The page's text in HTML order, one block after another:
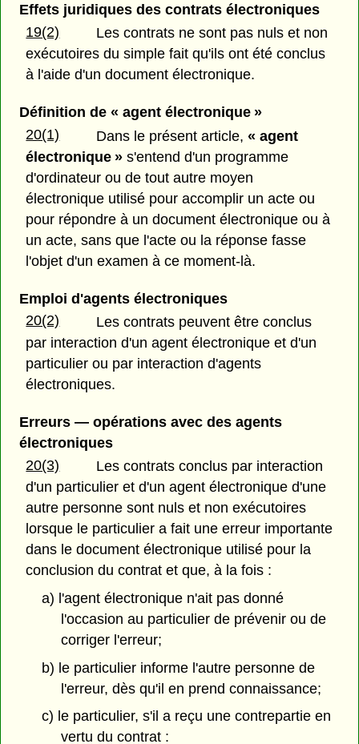
Effets juridiques des contrats électroniques
19(2)
Les contrats ne sont pas nuls et non
exécutoires du simple fait qu'ils ont été conclus
à l'aide d'un document électronique.
Définition de « agent électronique »
20(1)
Dans le présent article,« agent
électronique »s'entend d'un programme
d'ordinateur ou de tout autre moyen
électronique utilisé pour accomplir un acte ou
pour répondre à un document électronique ou à
un acte, sans que l'acte ou la réponse fasse
l'objet d'un examen à ce moment-là.
Emploi d'agents électroniques
20(2)
Les contrats peuvent être conclus
par interaction d'un agent électronique et d'un
particulier ou par interaction d'agents
électroniques.
Erreurs — opérations avec des agents
électroniques
20(3)
Les contrats conclus par interaction
d'un particulier et d'un agent électronique d'une
autre personne sont nuls et non exécutoires
lorsque le particulier a fait une erreur importante
dans le document électronique utilisé pour la
conclusion du contrat et que, à la fois :
a) l'agent électronique n'ait pas donné
l'occasion au particulier de prévenir ou de
corriger l'erreur;
b) le particulier informe l'autre personne de
l'erreur, dès qu'il en prend connaissance;
c) le particulier, s'il a reçu une contrepartie en
vertu du contrat :